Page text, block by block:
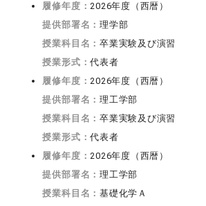
履修年度：2026年度（西暦）
提供部署名：理学部
授業科目名：卒業実験及び演習
授業形式：代表者
履修年度：2026年度（西暦）
提供部署名：理工学部
授業科目名：卒業実験及び演習
授業形式：代表者
履修年度：2026年度（西暦）
提供部署名：理工学部
授業科目名：基礎化学Ａ